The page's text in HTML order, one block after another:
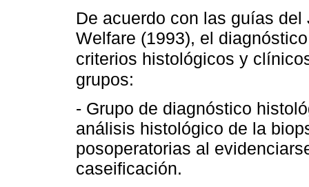
De acuerdo con las guías
Welfare (1993), el
criterios histológicos y
grupos:
- Grupo de diagnóstico
análisis histológico de la
posoperatorias al
caseificación.